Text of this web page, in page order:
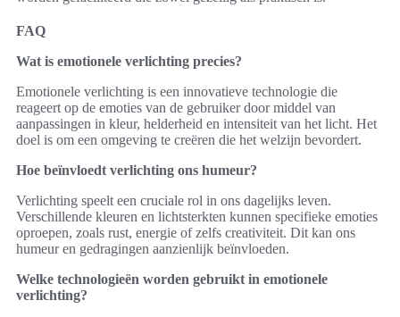
FAQ
Wat is emotionele verlichting precies?
Emotionele verlichting is een innovatieve technologie die
reageert op de emoties van de gebruiker door middel van
aanpassingen in kleur, helderheid en intensiteit van het licht. Het
doel is om een omgeving te creëren die het welzijn bevordert.
Hoe beïnvloedt verlichting ons humeur?
Verlichting speelt een cruciale rol in ons dagelijks leven.
Verschillende kleuren en lichtsterkten kunnen specifieke emoties
oproepen, zoals rust, energie of zelfs creativiteit. Dit kan ons
humeur en gedragingen aanzienlijk beïnvloeden.
Welke technologieën worden gebruikt in emotionele
verlichting?